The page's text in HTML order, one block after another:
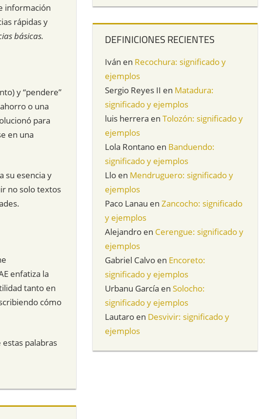
información
rápidas y
básicas.
y “pendere”
o una
para
en una
su esencia y
no solo textos
enfatiza la
tanto en
cómo
estas palabras
DEFINICIONES RECIENTES
Iván en Recochura: significado y
ejemplos
Sergio Reyes II en Matadura:
significado y ejemplos
luis herrera enTolozón: significado y
ejemplos
Lola Rontano en Banduendo:
significado y ejemplos
Llo en Mendruguero: significado y
ejemplos
Paco Lanau enZancocho: significado
y ejemplos
Alejandro en Cerengue: significado y
ejemplos
Gabriel Calvo en Encoreto:
significado y ejemplos
Urbanu García enSolocho:
significado y ejemplos
Lautaro en Desvivir: significado y
ejemplos